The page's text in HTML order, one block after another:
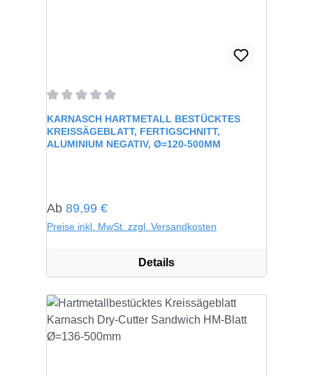
Durchschnittliche Bewertung von 0 von 5 Sternen
KARNASCH HARTMETALL BESTÜCKTES
KREISSÄGEBLATT, FERTIGSCHNITT,
ALUMINIUM NEGATIV, Ø=120-500MM
Regulärer Preis:
Ab 89,99 €
Preise inkl. MwSt. zzgl. Versandkosten
Details